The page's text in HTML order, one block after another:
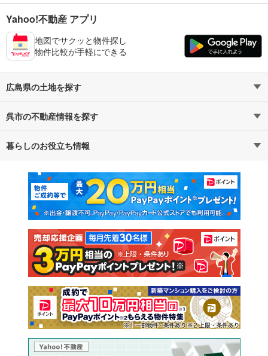
Yahoo!不動産 アプリ
地図でサクッと物件探し
物件比較が手軽にできる
広島県の土地を探す
路線・駅から探す
通勤・通学時間から探す
呉市の不動産情報を探す
不動産・住宅
新築マンション 中古マンション
新築一戸建て 中古一戸建て
注文住宅 土地
売却査定
暮らしのお役立ち情報
マンションカタログ 教えて！住まいの先生